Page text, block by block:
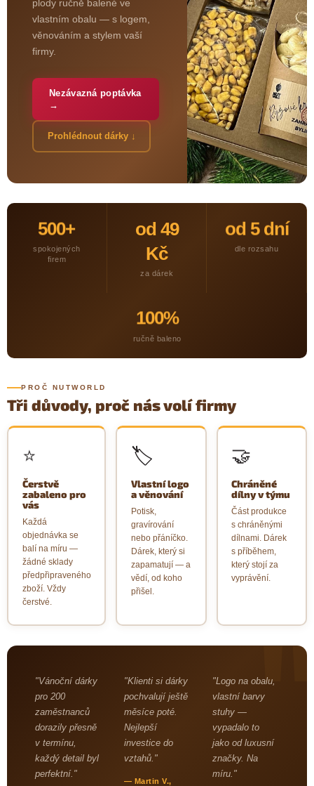
plody ručně balené ve
vlastním obalu — s logem,
věnováním a stylem vaší
firmy.
Nezávazná poptávka
→
Prohlédnout dárky ↓
500+
spokojených
firem
od 49
Kč
za dárek
od 5 dní
dle rozsahu
100%
ručně baleno
PROČ NUTWORLD
Tři důvody, proč nás volí firmy
⭐
Čerstvě
zabaleno pro
vás
Každá
objednávka se
balí na míru —
žádné sklady
předpřipraveného
zboží. Vždy
čerstvé.
🏷️
Vlastní logo
a věnování
Potisk,
gravírování
nebo přáníčko.
Dárek, který si
zapamatují — a
vědí, od koho
přišel.
🤝
Chráněné
dílny v týmu
Část produkce
s chráněnými
dílnami. Dárek
s příběhem,
který stojí za
vyprávění.
"Vánoční dárky
pro 200
zaměstnanců
dorazily přesně
v termínu,
každý detail byl
perfektní."
"Klienti si dárky
pochvalují ještě
měsíce poté.
Nejlepší
investice do
vztahů."
— Martin V.,
"Logo na obalu,
vlastní barvy
stuhy —
vypadalo to
jako od luxusní
značky. Na
míru."